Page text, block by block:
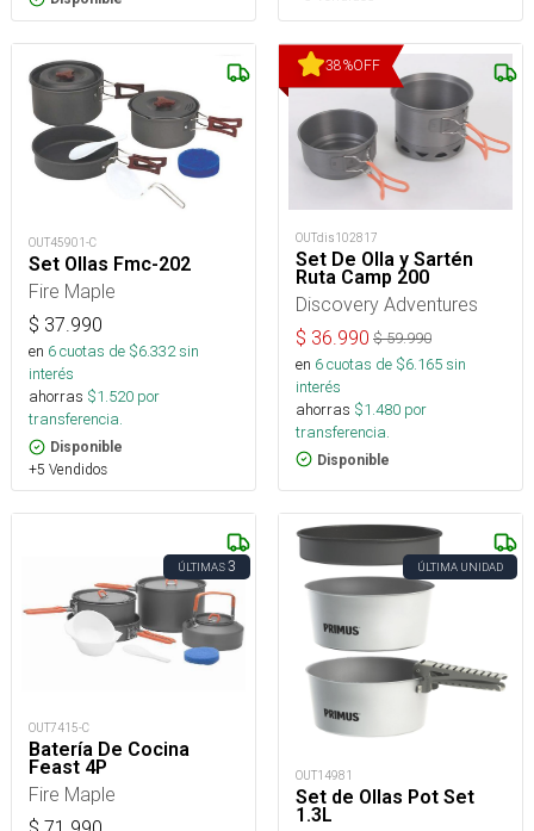
OUT45901-C
Set Ollas Fmc-202
Fire Maple
$ 37.990
en 6cuotas de $6.332sin
interés
ahorras $1.520 por
transferencia.
Disponible
+5 Vendidos
38%OFF
OUTdis102817
Set De Olla y Sartén
Ruta Camp 200
Discovery Adventures
$ 36.990 $59.990
en 6cuotas de $6.165sin
interés
ahorras $1.480 por
transferencia.
Disponible
ÚLTIMAS3
OUT7415-C
Batería De Cocina
Feast 4P
Fire Maple
ÚLTIMA UNIDAD
OUT14981
Set de Ollas Pot Set
1.3L